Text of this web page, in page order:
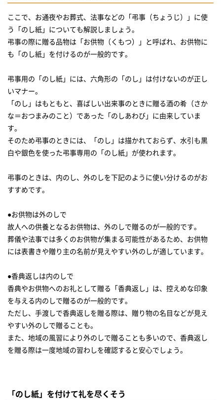
ここで、お通夜やお葬式、法事などの「弔事（ちょうじ）」に使
う「のし紙」についても解説しましょう。
弔事の際に贈る品物は「お供物（くもつ）」と呼ばれ、お供物に
も「のし紙」を付けるのが一般的です。
弔事用の「のし紙」には、六角形の「のし」は付けないのが正し
いマナー。
「のし」はもともと、喜ばしい出来事のときに贈る酒の肴（さか
な＝おつまみのこと）であった「のしあわび」に由来していま
す。
そのため弔事のときには、「のし」は描かれておらず、水引も黒
白や銀色を使った弔事専用の「のし紙」が使われます。
弔事のときは、内のし、外のしを下記のように使い分けるのがお
すすめです。
●お供物は外のしで
故人への供養となるお供物は、外のしで贈るのが一般的です。
葬儀や法事では多くのお供物が集まる可能性があるため、お供物
には表書きや贈り主の名前が見えやすい外のしが適しています。
●香典返しは内のしで
香典やお供物へのお礼として贈る「香典返し」は、控えめな印象
を与える内のしで贈るのが一般的です。
ただし、手渡しで香典返しを贈る際は、贈り物の名目などが見え
やすい外のしで贈ることも。
また、地域の風習により外のしで贈ることも多いので、香典返し
を贈る際は一度地域の習わしを確認すると安心でしょう。
「のし紙」を付けて礼を尽くそう